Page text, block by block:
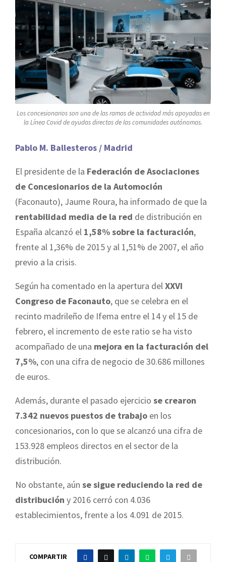
Los concesionarios son una de las ramas de actividad más apoyadas en
la Línea Covid de ayudas directas de las comunidades autónomas.
Pablo M. Ballesteros / Madrid
El presidente de la Federación de Asociaciones
de Concesionarios de la Automoción
(Faconauto), Jaume Roura, ha informado de que la
rentabilidad media de la red de distribución en
España alcanzó el 1,58% sobre la facturación,
frente al 1,36% de 2015 y al 1,51% de 2007, el año
previo a la crisis.
Según ha comentado en la apertura delXXVI
Congreso de Faconauto, que se celebra en el
recinto madrileño de Ifema entre el 14 y el 15 de
febrero, el incremento de este ratio se ha visto
acompañado de una mejora en la facturación del
7,5%, con una cifra de negocio de 30.686 millones
de euros.
Además, durante el pasado ejercicio se crearon
7.342 nuevos puestos de trabajo en los
concesionarios, con lo que se alcanzó una cifra de
153.928 empleos directos en el sector de la
distribución.
No obstante, aún se sigue reduciendo la red de
distribución y 2016 cerró con 4.036
establecimientos, frente a los 4.091 de 2015.
COMPARTIR